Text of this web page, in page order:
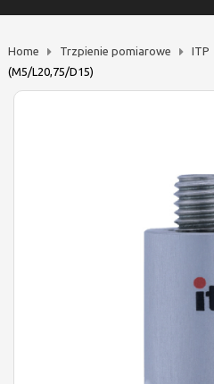
Home Trzpienie pomiarowe ITP
(M5/L20,75/D15)